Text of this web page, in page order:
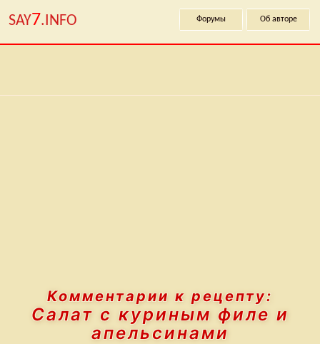
SAY7.INFO Форумы Об авторе
Комментарии к рецепту:
Салат с куриным филе и
апельсинами